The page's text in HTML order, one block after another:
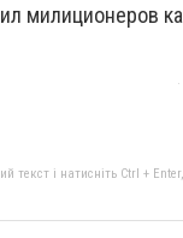
милиционеров
текст і натисніть Ctrl +